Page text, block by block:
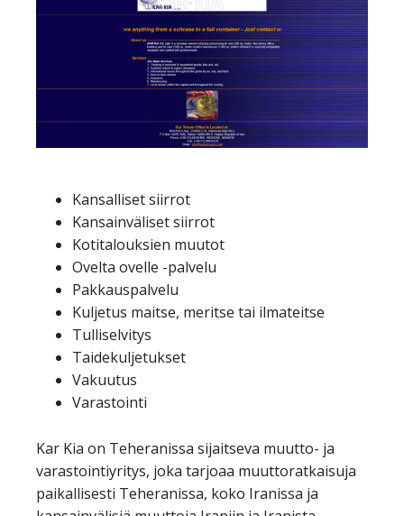
Kansalliset siirrot
Kansainväliset siirrot
Kotitalouksien muutot
Ovelta ovelle -palvelu
Pakkauspalvelu
Kuljetus maitse, meritse tai ilmateitse
Tulliselvitys
Taidekuljetukset
Vakuutus
Varastointi
Kar Kia on Teheranissa sijaitseva muutto- ja
varastointiyritys, joka tarjoaa muuttoratkaisuja
paikallisesti Teheranissa, koko Iranissa ja